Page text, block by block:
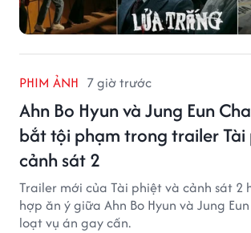
PHIM ẢNH 7 giờ trước
Ahn Bo Hyun và Jung Eun
bắt tội phạm trong trailer Tài
cảnh sát 2
Trailer mới của Tài phiệt và cảnh sát 2
hợp ăn ý giữa Ahn Bo Hyun và Jung
loạt vụ án gay cấn.